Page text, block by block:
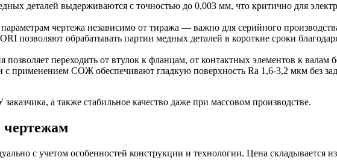
деталей выдерживаются с точностью до 0,003 мм, что критично для
чертежа независимо от тиража — важно для серийного
позволяют обрабатывать партии медных деталей в короткие сроки
позволяет переходить от втулок к фланцам, от контактных элементов к валам
применением СОЖ обеспечивают гладкую поверхность Ra 1,6-3,2 мкм без
а также стабильное качество даже при массовом производстве.
чертежам
с учетом особенностей конструкции и технологии. Цена складывается